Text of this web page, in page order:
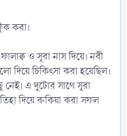
করা।
ও সূরা নাস দিয়ে। নবী
দিয়ে চিকিৎসা করা হয়েছিল।
এ দুটোর সাথে সূরা
দিয়ে রুকিয়া করা সফল